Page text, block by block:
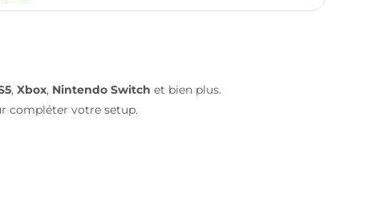
, Xbox, Nintendo Switch et bien plus.
compléter votre setup.